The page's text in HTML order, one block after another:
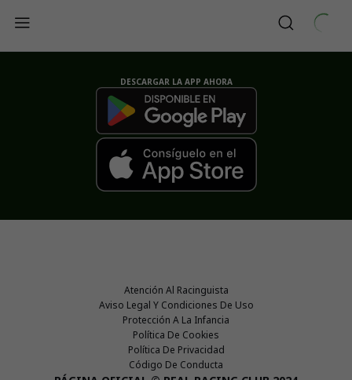
DESCARGAR LA APP AHORA
Atención Al Racinguista
Aviso Legal Y Condiciones De Uso
Protección A La Infancia
Política De Cookies
Política De Privacidad
Código De Conducta